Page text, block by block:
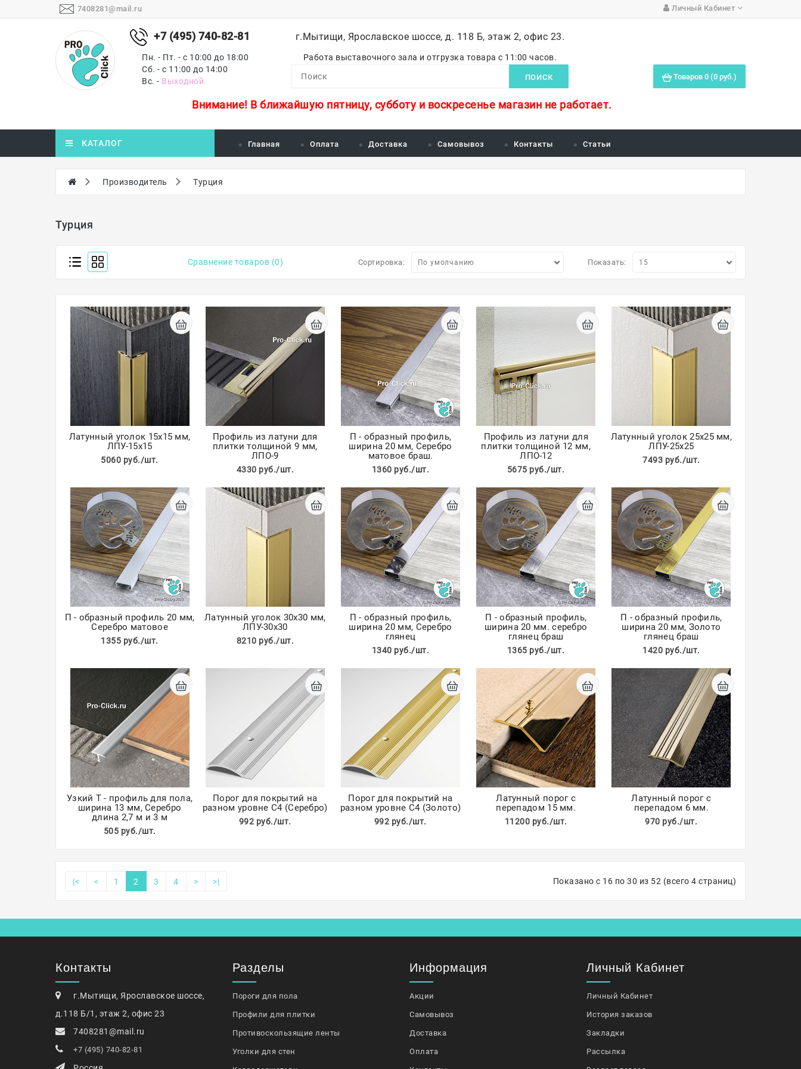
7408281@mail.ru Личный Кабинет
+7 (495) 740-82-81
Пн. - Пт. - с 10:00 до 18:00
Сб. - с 11:00 до 14:00
Вс. - Выходной
г.Мытищи, Ярославское шоссе, д. 118 Б, этаж 2, офис 23.
Работа выставочного зала и отгрузка товара с 11:00 часов.
ПОИСК Товаров 0 (0 руб.)
Внимание! В ближайшую пятницу, субботу и воскресенье магазин не работает.
КАТАЛОГ Главная Оплата Доставка Самовывоз Контакты Статьи
Производитель Турция
Турция
Сравнение товаров (0) Сортировка: Показать:
Латунный уголок 15х15 мм,
ЛПУ-15х15
5060 руб./шт.
Профиль из латуни для
плитки толщиной 9 мм,
ЛПО-9
4330 руб./шт.
П - образный профиль,
ширина 20 мм, Серебро
матовое браш.
1360 руб./шт.
Профиль из латуни для
плитки толщиной 12 мм,
ЛПО-12
5675 руб./шт.
Латунный уголок 25х25 мм,
ЛПУ-25х25
7493 руб./шт.
П - образный профиль 20 мм,
Серебро матовое
1355 руб./шт.
Латунный уголок 30х30 мм,
ЛПУ-30х30
8210 руб./шт.
П - образный профиль,
ширина 20 мм, Серебро
глянец
1340 руб./шт.
П - образный профиль,
ширина 20 мм. серебро
глянец браш
1365 руб./шт.
П - образный профиль,
ширина 20 мм, Золото
глянец браш
1420 руб./шт.
Узкий T - профиль для пола,
ширина 13 мм, Серебро
длина 2,7 м и 3 м
505 руб./шт.
Порог для покрытий на
разном уровне С4 (Серебро)
992 руб./шт.
Порог для покрытий на
разном уровне С4 (Золото)
992 руб./шт.
Латунный порог с
перепадом 15 мм.
11200 руб./шт.
Латунный порог с
перепадом 6 мм.
970 руб./шт.
|< < 1 2 3 4 > >| Показано с 16 по 30 из 52 (всего 4 страниц)
Контакты
г.Мытищи, Ярославское шоссе,
д.118 Б/1, этаж 2, офис 23
7408281@mail.ru
+7 (495) 740-82-81
Разделы
Пороги для пола
Профили для плитки
Противоскользящие ленты
Уголки для стен
Информация
Акции
Самовывоз
Доставка
Оплата
Личный Кабинет
Личный Кабинет
История заказов
Закладки
Рассылка